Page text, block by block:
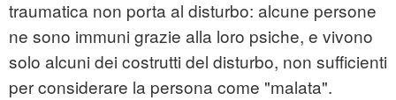
traumatica non porta al disturbo: alcune persone
ne sono immuni grazie alla loro psiche, e vivono
solo alcuni dei costrutti del disturbo, non sufficienti
per considerare la persona come "malata".